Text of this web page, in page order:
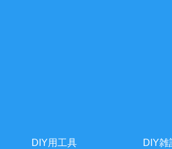
DIY用工具 DIY雑